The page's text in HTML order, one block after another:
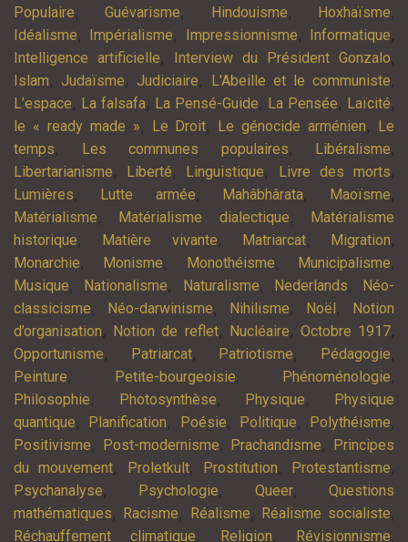
Populaire,Guévarisme, Hindouisme, Hoxhaïsme,
Idéalisme, Impérialisme, Impressionnisme, Informatique,
Intelligence artificielle, Interview du Président Gonzalo,
Islam, Judaïsme, Judiciaire, L'Abeille et le communiste,
L’espace, La falsafa, La Pensé-Guide, La Pensée, Laïcité,
le « ready made », Le Droit, Le génocide arménien,
Le
temps, Les communes populaires, Libéralisme,
Libertarianisme, Liberté, Linguistique, Livre des morts,
Lumières, Lutte armée, Mahâbhârata, Maoïsme,
Matérialisme, Matérialisme dialectique,
Matérialisme
historique, Matière vivante, Matriarcat, Migration,
Monarchie, Monisme, Monothéisme, Municipalisme,
Musique, Nationalisme, Naturalisme, Nederlands,
Néo-
classicisme, Néo-darwinisme, Nihilisme, Noël ,
Notion
d’organisation, Notion de reflet, Nucléaire, Octobre 1917,
Opportunisme, Patriarcat, Patriotisme, Pédagogie,
Peinture, Petite-bourgeoisie, Phénoménologie,
Philosophie, Photosynthèse, Physique,
Physique
quantique, Planification, Poésie, Politique, Polythéisme,
Positivisme, Post-modernisme, Prachandisme,
Principes
du mouvement, Proletkult, Prostitution, Protestantisme,
Psychanalyse, Psychologie, Queer,Questions
mathématiques, Racisme, Réalisme, Réalisme socialiste,
Réchauffement climatique, Religion, Révisionnisme,